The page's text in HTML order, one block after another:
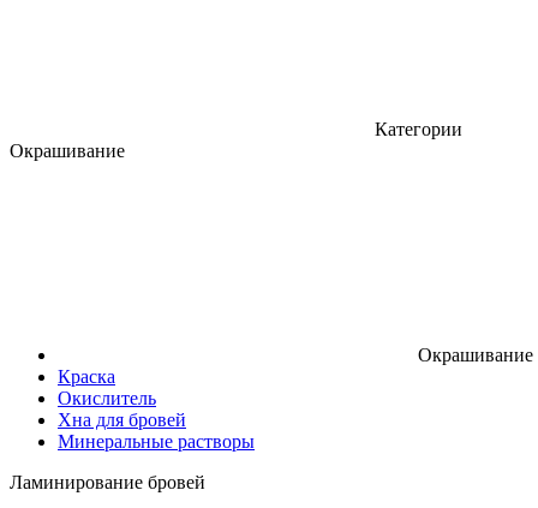
Категории
Окрашивание
Окрашивание
Краска
Окислитель
Хна для бровей
Минеральные растворы
Ламинирование бровей